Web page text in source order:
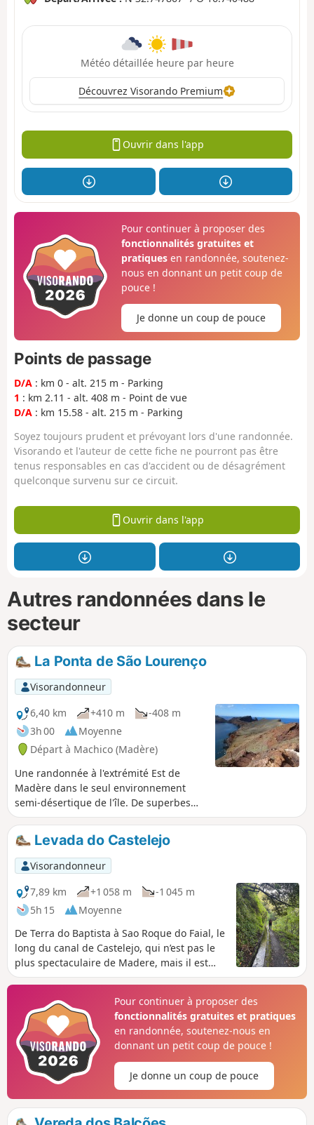
Météo détaillée heure par heure
Découvrez Visorando Premium
Ouvrir dans l'app
Pour continuer à proposer des
fonctionnalités gratuites et
pratiquesen randonnée, soutenez-
nous en donnant un petit coup de
pouce !
Je donne un coup de pouce
Points de passage
D/A : km 0 - alt. 215 m - Parking
1 : km 2.11 - alt. 408 m - Point de vue
D/A : km 15.58 - alt. 215 m - Parking
Soyez toujours prudent et prévoyant lors d'une randonnée.
Visorando et l'auteur de cette fiche ne pourront pas être
tenus responsables en cas d'accident ou de désagrément
quelconque survenu sur ce circuit.
Ouvrir dans l'app
Autres randonnées dans le
secteur
La Ponta de São Lourenço
Visorandonneur
6,40 km
+410 m
-408 m
3h 00
Moyenne
Départ à Machico (Madère)
Une randonnée à l'extrémité Est de
Madère dans le seul environnement
semi-désertique de l'île. De superbes
paysages en haut de falaises colorées,
de beaux points de vue sur la mer et un
grand dépaysement.
Levada do Castelejo
Visorandonneur
7,89 km
+1 058 m
-1 045 m
5h 15
Moyenne
De Terra do Baptista à Sao Roque do Faial, le
long du canal de Castelejo, qui n’est pas le
plus spectaculaire de Madere, mais il est
peu fréquenté et offre de beaux paysages
le dénivelé mentionné est erroné, il s'agit,
seulement, de 350 m en descente et 400 m
en montée. Et compter 3 heures- prévoir 10€
par personne pour revenir au point de
départ, en taxi, depuis Sao Roque
Pour continuer à proposer des
fonctionnalités gratuites et pratiques
en randonnée, soutenez-nous en
donnant un petit coup de pouce !
Je donne un coup de pouce